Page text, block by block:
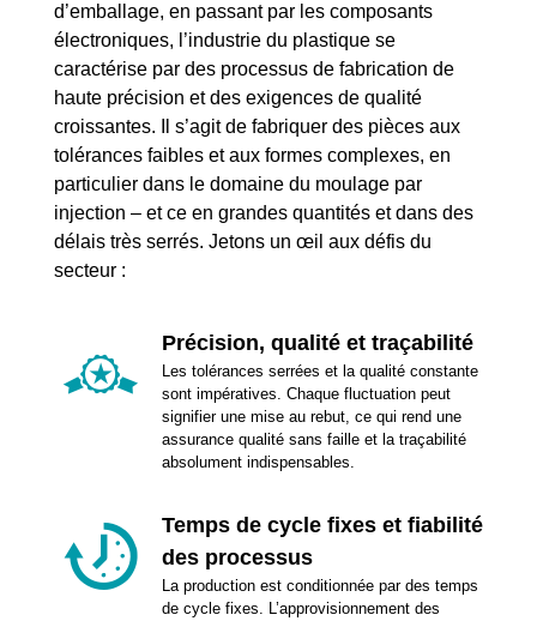
d’emballage, en passant par les composants
électroniques, l’industrie du plastique se
caractérise par des processus de fabrication de
haute précision et des exigences de qualité
croissantes. Il s’agit de fabriquer des pièces aux
tolérances faibles et aux formes complexes, en
particulier dans le domaine du moulage par
injection – et ce en grandes quantités et dans des
délais très serrés. Jetons un œil aux défis du
secteur :
Précision, qualité et traçabilité
Les tolérances serrées et la qualité constante
sont impératives. Chaque fluctuation peut
signifier une mise au rebut, ce qui rend une
assurance qualité sans faille et la traçabilité
absolument indispensables.
Temps de cycle fixes et fiabilité
des processus
La production est conditionnée par des temps
de cycle fixes. L’approvisionnement des